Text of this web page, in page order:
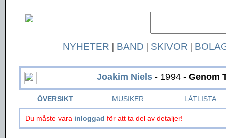
NYHETER | BAND | SKIVOR |
Joakim Niels- 1994 - Genom
ÖVERSIKT MUSIKER LÅTLISTA
Du måste vara inloggad för att ta del av detaljer!